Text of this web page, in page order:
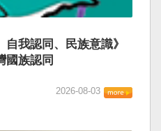
自我認同、民族意識》
國族認同
2026-08-03